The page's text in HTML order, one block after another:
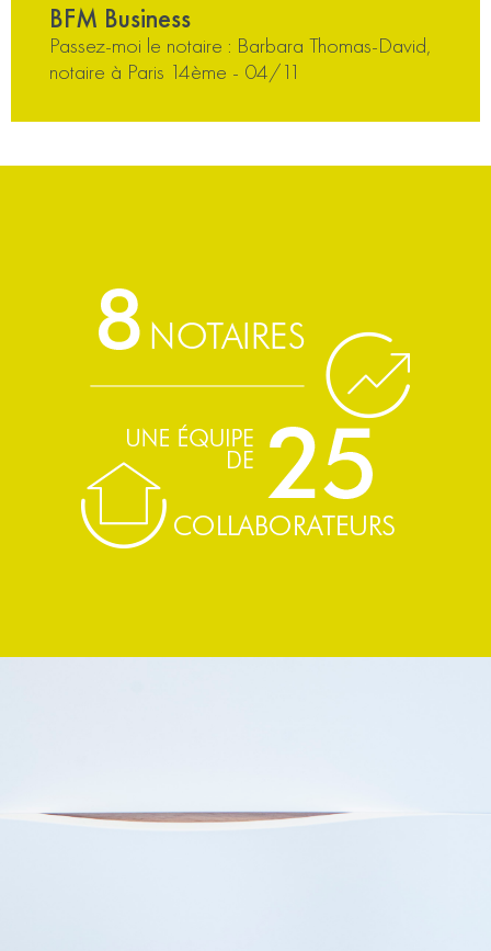
BFM Business
Passez-moi le notaire : Barbara Thomas-David,
notaire à Paris 14ème - 04/11